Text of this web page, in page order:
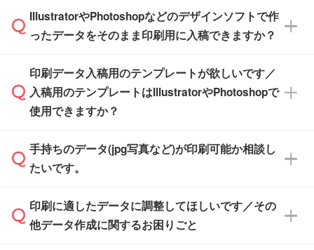
品が決まりましたらお早めのご発注をお願いい
たします。
※土日祝日を除く営業日換算です。
※沖縄・離島は追加日数がかかります。
※化粧箱から白箱への入れ替えや、オリジナル
箱の作成は原則承っておりません。
無料の「デザインシミュレーター」を使えば、
PCやスマホから簡単にデザインを作成できま
ザインソフトがなくても安心です。
また、「データ作成サービス
せいただければ、弊社にて無料でデザインデー
タを1点作成いたします。
IllustratorやPhotoshopなどのデザインソフトで作
ったデータをそのまま印刷用に入稿できますか？
IllustratorやPhotoshop、CLIP STUDIOなどのデ
ザインソフトでこだわりのデザインを作成した
い方は、完全データ入稿
積・ご注文フォームにアップロードしてご入稿
ください。
ご入稿後は経験豊富なスタッフがデータに不備
がないかチェックし、お客様と確認してから印
刷に進みますので、ご安心ください。
印刷データ入稿用のテンプレートが欲しいです／
入稿用のテンプレートはIllustratorやPhotoshopで
使用できますか？
一部商品は入稿用テンプレートのご用意があり
ます。各商品ページの『印刷方法・テンプレー
入稿用のテンプレートはPDF形式ですが、
IllustratorやPhotoshopで開いてご利用いただけ
手持ちのデータ(jpg写真など)が印刷可能か相談し
たいです。
印刷に適したデータ・解像度かどうか、担当ス
タッフが事前に確認いたします。
印刷に適したデータに調整してほしいです／その
他データ作成に関するお困りごと